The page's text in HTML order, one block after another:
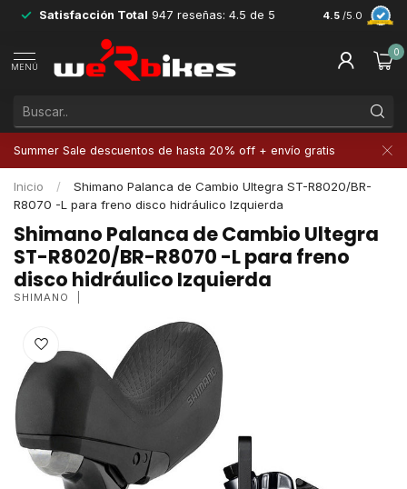
Satisfacción Total 947 reseñas: 4.5 de 5 4.5 /5.0
MENÚ
0
Summer Sale descuentos de hasta 20% off + envío gratis
Inicio /
Shimano Palanca de Cambio Ultegra ST-R8020/BR-
R8070 -L para freno disco hidráulico Izquierda
Shimano Palanca de Cambio Ultegra
ST-R8020/BR-R8070 -L para freno
disco hidráulico Izquierda
SHIMANO